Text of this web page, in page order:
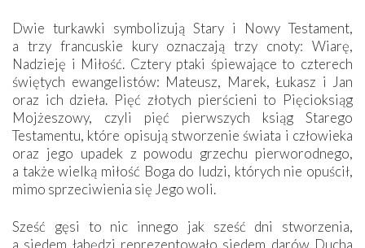
Dwie turkawki symbolizują Stary i Nowy Testament,
a trzy francuskie kury oznaczają trzy cnoty: Wiarę,
Nadzieję i Miłość. Cztery ptaki śpiewające to czterech
świętych ewangelistów: Mateusz, Marek, Łukasz i Jan
oraz ich dzieła. Pięć złotych pierścieni to Pięcioksiąg
Mojżeszowy, czyli pięć pierwszych ksiąg Starego
Testamentu, które opisują stworzenie świata i człowieka
oraz jego upadek z powodu grzechu pierworodnego,
a także wielką miłość Boga do ludzi, których nie opuścił,
mimo sprzeciwienia się Jego woli.
Sześć gęsi to nic innego jak sześć dni stworzenia,
a siedem łabędzi reprezentowało siedem darów Ducha